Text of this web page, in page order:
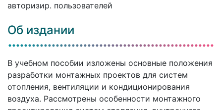
авторизир. пользователей
Об издании
В учебном пособии изложены основные положения
разработки монтажных проектов для систем
отопления, вентиляции и кондиционирования
воздуха. Рассмотрены особенности монтажного